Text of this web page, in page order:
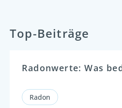
Top-Beiträge
Radonwerte: Was
Radon